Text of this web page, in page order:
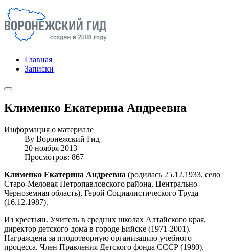
Главная
Записки
Клименко Екатерина Андреевна
Информация о материале
By Воронежский Гид
20 ноября 2013
Просмотров: 867
Клименко Екатерина Андреевна (родилась 25.12.1933, село
Старо-Меловая Петропавловского района, Центрально-
Черноземная область), Герой Социалистического Труда
(16.12.1987).
Из крестьян. Учитель в средних школах Алтайского края,
директор детского дома в городе Бийске (1971-2001).
Награждена за плодотворную организацию учебного
процесса. Член Правления Детского фонда СССР (1980).